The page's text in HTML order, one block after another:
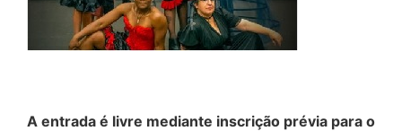
A entrada é livre mediante inscrição prévia para o